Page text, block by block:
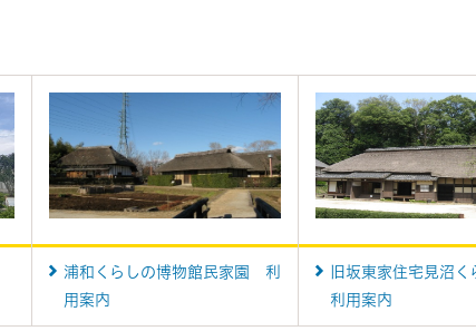
浦和くらしの博物館民家園 利
用案内
旧坂東家住宅見沼く
利用案内